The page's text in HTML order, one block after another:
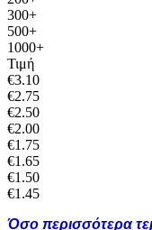
300+
500+
1000+
Τιμή
€3.10
€2.75
€2.50
€2.00
€1.75
€1.65
€1.50
€1.45
Όσο περισσότερα